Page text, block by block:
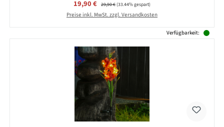
Verkaufspreis:
19,90 € Regulärer Preis:
29,90 €(33.44% gespart)
Preise inkl. MwSt. zzgl. Versandkosten
Verfügbarkeit: